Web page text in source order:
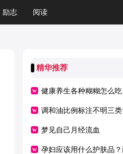
励志 阅读
精华推荐
健康养生各种糊糊怎么吃
调和油比例标注不明三
健康梦见自己月经流血
孕妇应该用什么护肤品